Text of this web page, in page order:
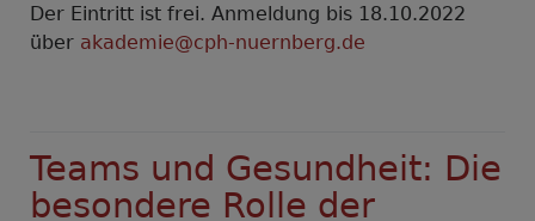
Der Eintritt ist frei. Anmeldung bis 18.10.2022
über akademie@cph-nuernberg.de
Teams und Gesundheit: Die
besondere Rolle der